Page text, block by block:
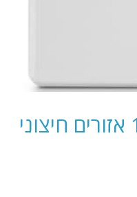
ZEX516 מרחיב 16 אזורים חיצוני